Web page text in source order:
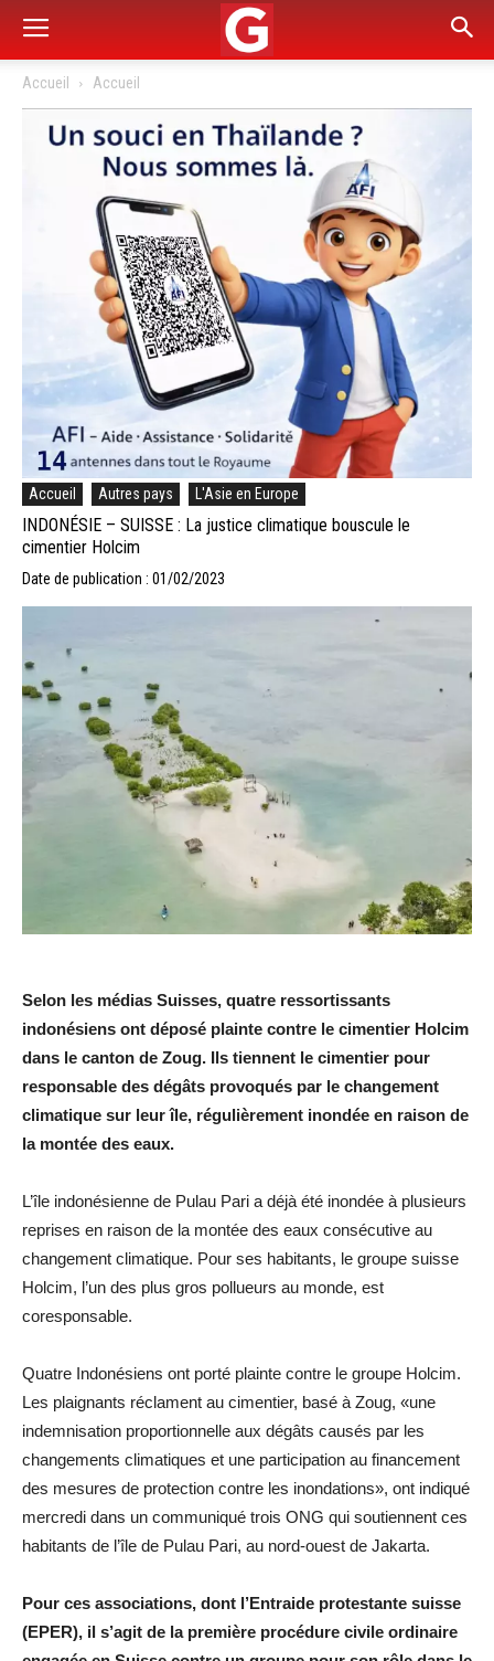
Accueil Accueil
Accueil Autres pays L'Asie en Europe
INDONÉSIE – SUISSE : La justice climatique bouscule le
cimentier Holcim
Date de publication : 01/02/2023
Selon les médias Suisses, quatre ressortissants
indonésiens ont déposé plainte contre le cimentier Holcim
dans le canton de Zoug. Ils tiennent le cimentier pour
responsable des dégâts provoqués par le changement
climatique sur leur île, régulièrement inondée en raison de
la montée des eaux.
L’île indonésienne de Pulau Pari a déjà été inondée à plusieurs
reprises en raison de la montée des eaux consécutive au
changement climatique. Pour ses habitants, le groupe suisse
Holcim, l’un des plus gros pollueurs au monde, est
coresponsable.
Quatre Indonésiens ont porté plainte contre le groupe Holcim.
Les plaignants réclament au cimentier, basé à Zoug, «une
indemnisation proportionnelle aux dégâts causés par les
changements climatiques et une participation au financement
des mesures de protection contre les inondations», ont indiqué
mercredi dans un communiqué trois ONG qui soutiennent ces
habitants de l’île de Pulau Pari, au nord-ouest de Jakarta.
Pour ces associations, dont l’Entraide protestante suisse
(EPER), il s’agit de la première procédure civile ordinaire